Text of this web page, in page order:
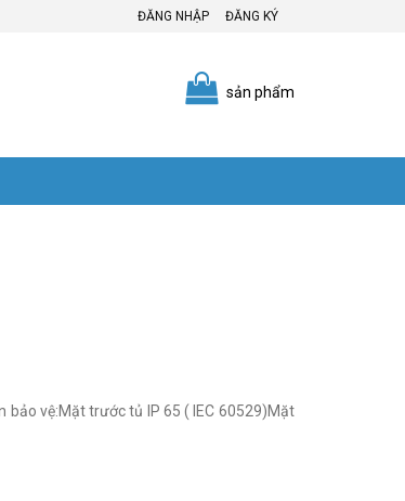
ĐĂNG NHẬP ĐĂNG KÝ
sản phẩm
bảo vệ:Mặt trước tủ IP 65 ( IEC 60529)Mặt